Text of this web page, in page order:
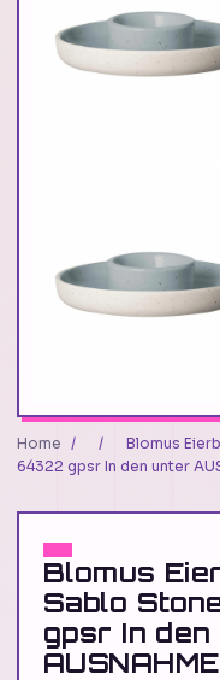
Home / /
Blomus
64322 gpsr In den unter
Blomus
Sablo
gpsr In